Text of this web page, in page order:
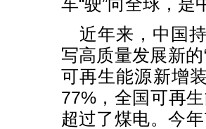
车“驶”向全球，是
近年来，中国
写高质量发展新
可再生能源新增
77%，全国可再
超过了煤电。今